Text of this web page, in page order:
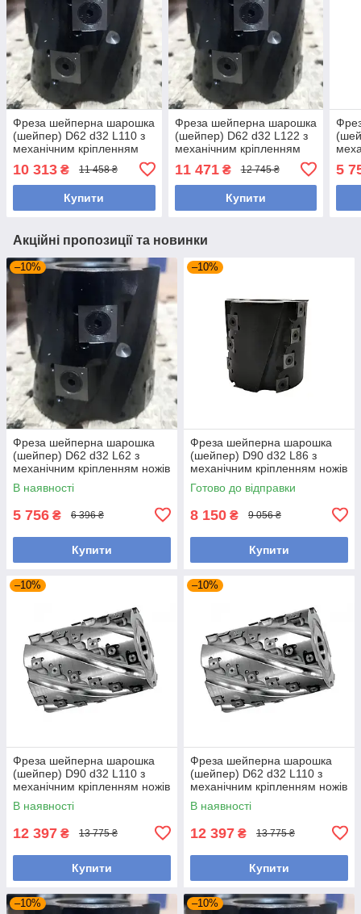
Фреза шейперна шарошка
(шейпер) D62 d32 L110 з
механічним кріпленням
10 313 ₴ 11 458 ₴
Купити
Фреза шейперна шарошка
(шейпер) D62 d32 L122 з
механічним кріпленням
11 471₴ 12 745 ₴
Купити
5
Акційні пропозиції та новинки
–10%
Фреза шейперна шарошка
(шейпер) D62 d32 L62 з
механічним кріпленням ножів
сталь
В наявності
5 756 ₴ 6 396 ₴
Купити
–10%
Фреза шейперна шарошка
(шейпер) D90 d32 L86 з
механічним кріпленням ножів
сталь
Готово до відправки
8 150 ₴ 9 056 ₴
Купити
–10%
Фреза шейперна шарошка
(шейпер) D90 d32 L110 з
механічним кріпленням ножів
В наявності
12 397 ₴ 13 775 ₴
Купити
–10%
Фреза шейперна шарошка
(шейпер) D62 d32 L110 з
механічним кріпленням ножів
В наявності
12 397 ₴ 13 775 ₴
Купити
–10% –10%